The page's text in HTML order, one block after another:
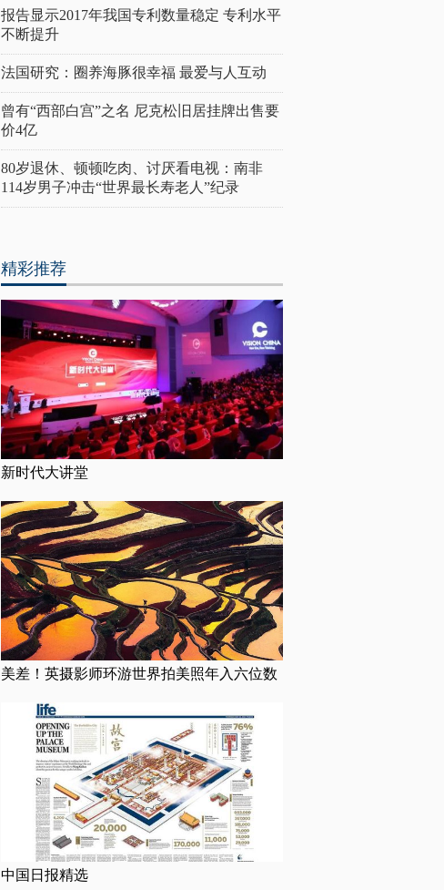
报告显示2017年我国专利数量稳定 专利水平
不断提升
法国研究：圈养海豚很幸福 最爱与人互动
曾有“西部白宫”之名 尼克松旧居挂牌出售要
价4亿
80岁退休、顿顿吃肉、讨厌看电视：南非
114岁男子冲击“世界最长寿老人”纪录
精彩推荐
新时代大讲堂
美差！英摄影师环游世界拍美照年入六位数
中国日报精选